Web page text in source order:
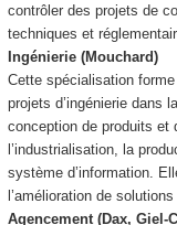
contrôler des projets de
techniques et
Ingénierie (Mouchard)
Cette spécialisation
projets d’ingénierie dans
conception de produits et
l’industrialisation, la
système d’information.
l’amélioration de
Agencement (Dax, Giel-